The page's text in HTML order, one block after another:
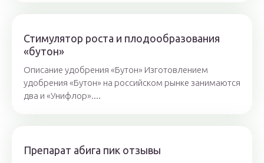
Стимулятор роста и плодообразования
«бутон»
Описание удобрения «Бутон» Изготовлением
удобрения «Бутон» на российском рынке занимаются
два и «Унифлор»....
Препарат абига пик отзывы